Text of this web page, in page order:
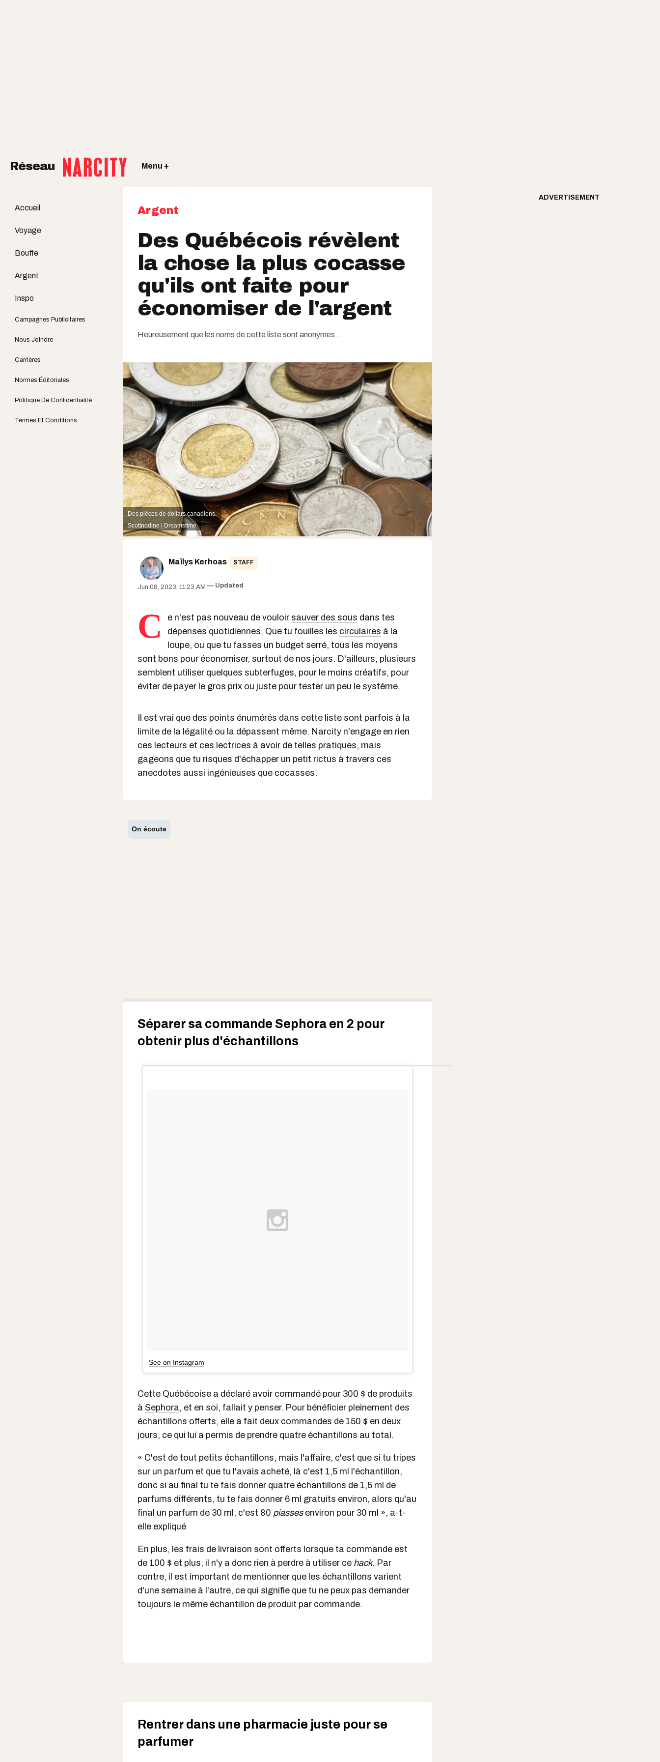
Réseau Menu +
Accueil
Voyage
Bouffe
Argent
Inspo
Campagnes Publicitaires
Nous Joindre
Carrières
Normes Éditoriales
Politique De Confidentialité
Termes Et Conditions
Argent
Des Québécois révèlent
la chose la plus cocasse
qu'ils ont faite pour
économiser de l'argent
Heureusement que les noms de cette liste sont anonymes...
Des pièces de dollars canadiens.
Scottnodine | Dreamstime
Maïlys Kerhoas STAFF
Jun 08, 2023, 11:23 AM Updated
C e n'est pas nouveau de vouloir sauver des sous dans tes
dépenses quotidiennes. Que tu fouilles les circulaires à la
loupe, ou que tu fasses un budget serré, tous les moyens
sont bons pour économiser, surtout de nos jours. D'ailleurs, plusieurs
semblent utiliser quelques subterfuges, pour le moins créatifs, pour
éviter de payer le gros prix ou juste pour tester un peu le système.
Il est vrai que des points énumérés dans cette liste sont parfois à la
limite de la légalité ou la dépassent même. Narcity n'engage en rien
ces lecteurs et ces lectrices à avoir de telles pratiques, mais
gageons que tu risques d'échapper un petit rictus à travers ces
anecdotes aussi ingénieuses que cocasses.
On écoute
Séparer sa commande Sephora en 2 pour
obtenir plus d'échantillons
See on Instagram
Cette Québécoise a déclaré avoir commandé pour 300 $ de produits
à Sephora, et en soi, fallait y penser. Pour bénéficier pleinement des
échantillons offerts, elle a fait deux commandes de 150 $ en deux
jours, ce qui lui a permis de prendre quatre échantillons au total.
« C'est de tout petits échantillons, mais l'affaire, c'est que si tu tripes
sur un parfum et que tu l'avais acheté, là c'est 1,5 ml l'échantillon,
donc si au final tu te fais donner quatre échantillons de 1,5 ml de
parfums différents, tu te fais donner 6 ml gratuits environ, alors qu'au
final un parfum de 30 ml, c'est 80 piassesenviron pour 30 ml », a-t-
elle expliqué
En plus, les frais de livraison sont offerts lorsque ta commande est
de 100 $ et plus, il n'y a donc rien à perdre à utiliser ce hack. Par
contre, il est important de mentionner que les échantillons varient
d'une semaine à l'autre, ce qui signifie que tu ne peux pas demander
toujours le même échantillon de produit par commande.
Rentrer dans une pharmacie juste pour se
parfumer
ADVERTISEMENT